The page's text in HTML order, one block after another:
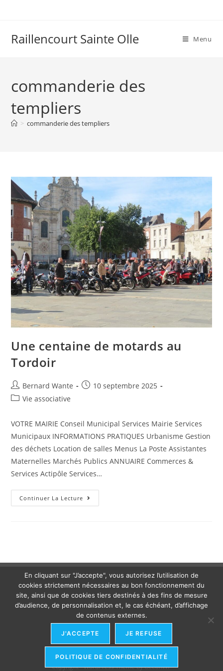
Raillencourt Sainte Olle Menu
commanderie des
templiers
> commanderie des templiers
Une centaine de motards au
Tordoir
Bernard Wante
10 septembre 2025
Vie associative
VOTRE MAIRIE Conseil Municipal Services Mairie Services
Municipaux INFORMATIONS PRATIQUES Urbanisme Gestion
des déchets Location de salles Menus La Poste Assistantes
Maternelles Marchés Publics ANNUAIRE Commerces &
Services Actipôle Services…
Continuer La Lecture
Copyright - WordPress Theme by OceanWP
En cliquant sur "J’accepte", vous autorisez l’utilisation de
cookies strictement nécessaires au bon fonctionnement du
site, ainsi que de cookies tiers destinés à des fins de mesure
d’audience, de personnalisation et, le cas échéant, d’affichage
de contenus externes.
J'ACCEPTE JE REFUSE
POLITIQUE DE CONFIDENTIALITÉ